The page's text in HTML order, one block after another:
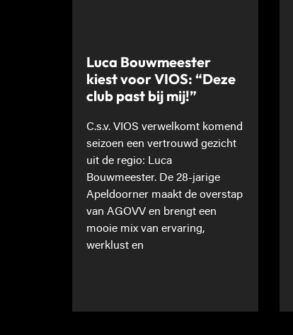
Luca Bouwmeester
kiest voor VIOS: “Deze
club past bij mij!”
C.s.v. VIOS verwelkomt komend
seizoen een vertrouwd gezicht
uit de regio: Luca
Bouwmeester. De 28-jarige
Apeldoorner maakt de overstap
van AGOVV en brengt een
mooie mix van ervaring,
werklust en